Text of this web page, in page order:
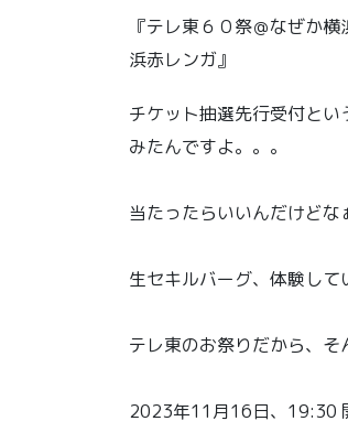
『テレ東６０祭＠なぜか
浜赤レンガ』
チケット抽選先行受付と
みたんですよ。。。
当たったらいいんだけどな
生セキルバーグ、体験して
テレ東のお祭りだから、そ
2023年11月16日、19:30